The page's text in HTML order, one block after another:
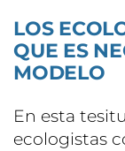
LOS
QUE ES
MODELO
En esta
ecologistas